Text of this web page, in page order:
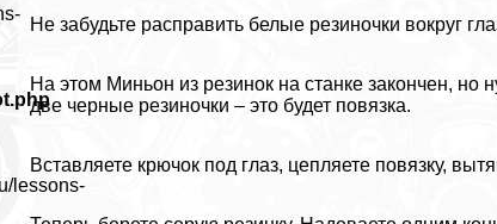
Не забудьте расправить белые резиночки вокруг
На этом Миньон из резинок на станке закончен,
две черные резиночки – это будет повязка.
Вставляете крючок под глаз, цепляете повязку,
lessons-